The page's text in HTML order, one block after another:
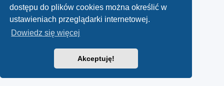
dostępu do plików cookies można określić w
ustawieniach przeglądarki internetowej.
Dowiedz się więcej
Akceptuję!